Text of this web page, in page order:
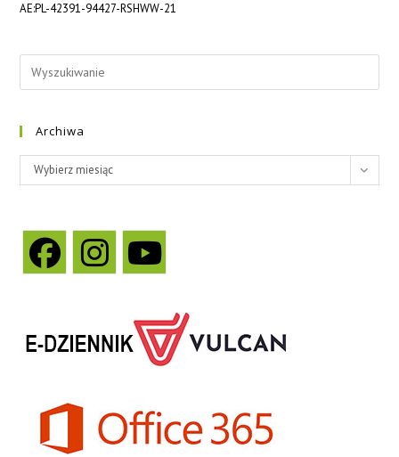
AE:PL-42391-94427-RSHWW-21
Archiwa
Wybierz miesiąc